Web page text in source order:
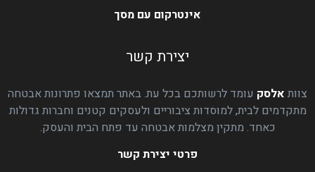
אינטרקום עם מסך
יצירת קשר
צוות אלסק עומד לרשותכם בכל עת. באתר תמצאו פתרונות אבטחה
מתקדמים לבית, למוסדות ציבוריים ולעסקים קטנים וחברות גדולות
כאחד. מתקין מצלמות אבטחה עד פתח הבית והעסק.
פרטי יצירת קשר